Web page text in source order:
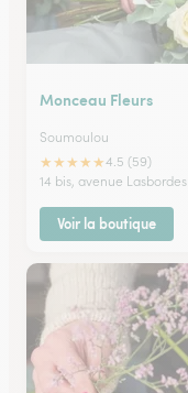
Monceau Fleurs
Soumoulou
★★★★★4.5 (59)
14 bis, avenue Lasbordes
Voir la boutique